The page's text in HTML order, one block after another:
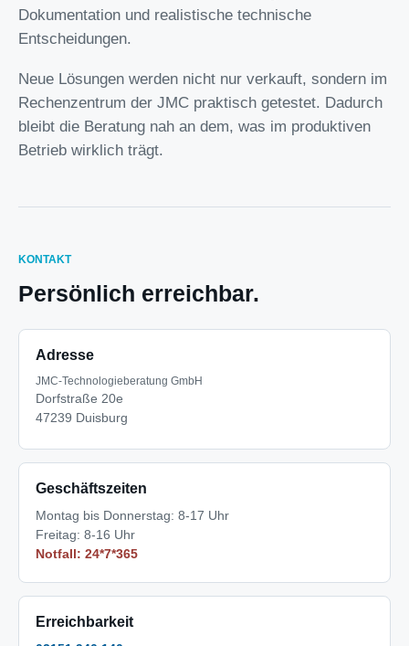
Dokumentation und realistische technische
Entscheidungen.
Neue Lösungen werden nicht nur verkauft, sondern im
Rechenzentrum der JMC praktisch getestet. Dadurch
bleibt die Beratung nah an dem, was im produktiven
Betrieb wirklich trägt.
KONTAKT
Persönlich erreichbar.
Adresse
JMC-Technologieberatung GmbH
Dorfstraße 20e
47239 Duisburg
Geschäftszeiten
Montag bis Donnerstag: 8-17 Uhr
Freitag: 8-16 Uhr
Notfall: 24*7*365
Erreichbarkeit